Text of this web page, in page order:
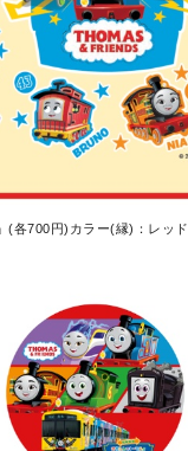
(各700円)カラー(縁)：レッド